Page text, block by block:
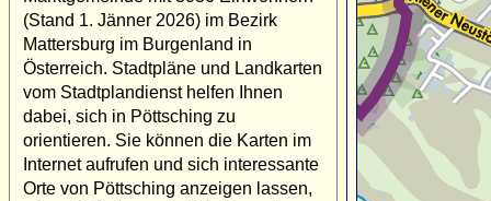
(Stand 1. Jänner 2026) im Bezirk
Mattersburg im Burgenland in
Österreich. Stadtpläne und Landkarten
vom Stadtplandienst helfen Ihnen
dabei, sich in Pöttsching zu
orientieren. Sie können die Karten im
Internet aufrufen und sich interessante
Orte von Pöttsching anzeigen lassen,